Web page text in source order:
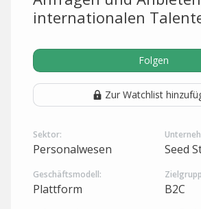
internationalen
Folgen
Zur Watchlist
Sektor:
Personalwesen Seed
Geschäftsmodell:
Plattform B2C